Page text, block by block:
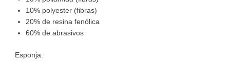
10% polyester (fibras)
20% de resina fenólica
60% de abrasivos
Esponja: